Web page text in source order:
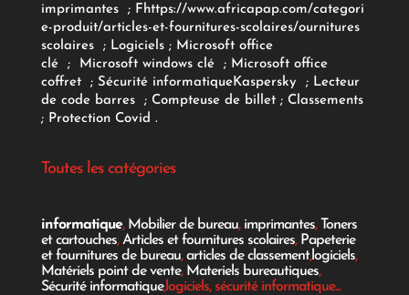
imprimantes
; Fhttps://www.africapap.com/categori
e-produit/articles-et-fournitures-scolaires/ournitures
scolaires; Logiciels ; Microsoft office
clé
; Microsoft windows clé; Microsoft office
coffret ; Sécurité informatiqueKaspersky ; Lecteur
de code barres
; Compteuse de billet; Classements
; Protection Covid .
Toutes les catégories
informatique, Mobilier de bureau, imprimantes,Toners
et cartouches,Articles et fournitures scolaires, Papeterie
et fournitures de bureau,articles de classement,logiciels,
Matériels point de vente, Materiels bureautiques,
Sécurité informatique,logiciels, sécurité informatique...